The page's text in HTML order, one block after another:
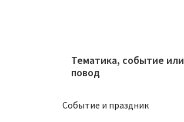
Тематика, событие или
повод
Событие и праздник